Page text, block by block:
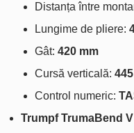
Distanța între
Lungime de pliere:
Gât: 420 mm
Cursă verticală:
Control numeric:
Trumpf TrumaBend